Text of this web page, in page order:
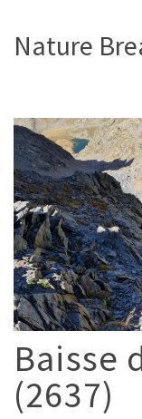
Nature
Baisse
(2637)